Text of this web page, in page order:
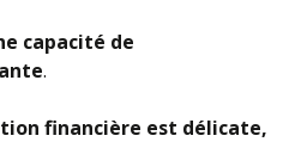
capacité de
.
financière est délicate,